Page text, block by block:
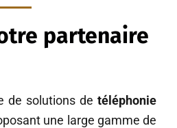
partenaire
de solutions de téléphonie
une large gamme de